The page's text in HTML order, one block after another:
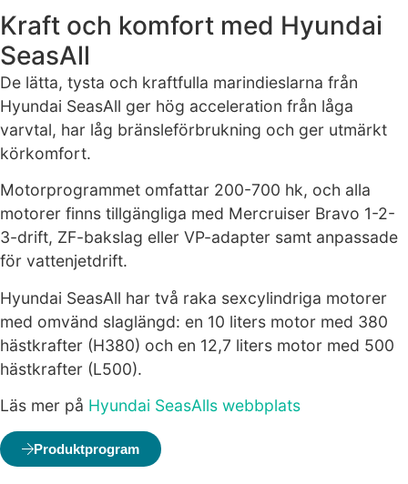
Kraft och komfort med Hyundai
SeasAll
De lätta, tysta och kraftfulla marindieslarna från
Hyundai SeasAll ger hög acceleration från låga
varvtal, har låg bränsleförbrukning och ger utmärkt
körkomfort.
Motorprogrammet omfattar 200-700 hk, och alla
motorer finns tillgängliga med Mercruiser Bravo 1-2-
3-drift, ZF-bakslag eller VP-adapter samt anpassade
för vattenjetdrift.
Hyundai SeasAll har två raka sexcylindriga motorer
med omvänd slaglängd: en 10 liters motor med 380
hästkrafter (H380) och en 12,7 liters motor med 500
hästkrafter (L500).
Läs mer på Hyundai SeasAlls webbplats
Produktprogram
uppbyggnad,
baserat på
hur hemsidan
används.
Upplevelse
För att vår
prestera så
bra som
möjligt under
ditt besök.
Om du nekar
kakorna
kommer viss
funktionalitet
att försvinna
från
hemsidan.
Marknadsföring